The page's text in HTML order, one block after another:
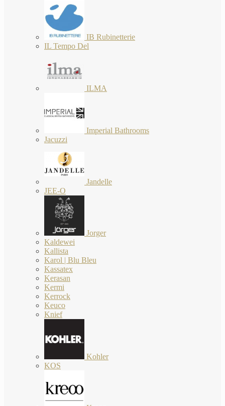
IB Rubinetterie
IL Tempo Del
ILMA
Imperial Bathrooms
Jacuzzi
Jandelle
JEE-O
Jorger
Kaldewei
Kallista
Karol | Blu Bleu
Kassatex
Kerasan
Kermi
Kerrock
Keuco
Knief
Kohler
KOS